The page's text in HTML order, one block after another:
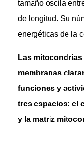
tamaño oscila
de longitud. Su
energéticas de la
Las
membranas
funciones y
tres espacios: el
y la matriz